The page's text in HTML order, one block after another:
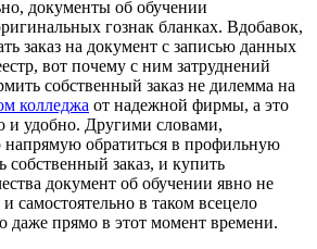
документы об обучении
гознак бланках. Вдобавок,
заказ на документ с записью данных
вот почему с ним затруднений
собственный заказ не дилемма на
колледжа от надежной фирмы, а это
и удобно. Другими словами,
напрямую обратиться в профильную
собственный заказ, и купить
документ об обучении явно не
самостоятельно в таком всецело
даже прямо в этот момент времени.